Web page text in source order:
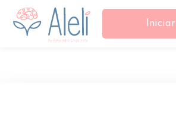
Iniciar